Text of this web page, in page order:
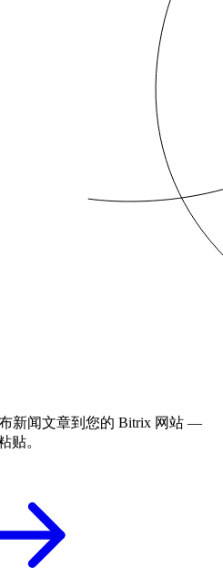
新闻文章到您的 Bitrix 网站 —
贴。